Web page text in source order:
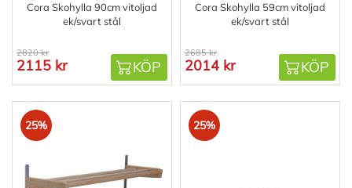
Cora Skohylla 90cm vitoljad
ek/svart stål
2820 kr
2115 kr KÖP
Cora Skohylla 59cm vitoljad
ek/svart stål
2685 kr
2014 kr KÖP
25% 25%